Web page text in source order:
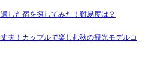
した宿を探してみた！難易度は？
夫！カップルで楽しむ秋の観光モデルコ